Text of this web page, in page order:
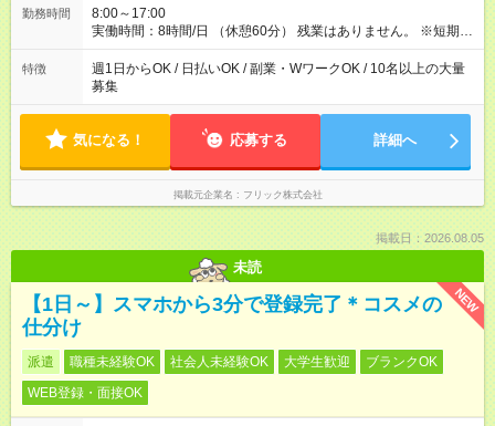
勤務時間
8:00～17:00
実働時間：8時間/日 （休憩60分） 残業はありません。 ※短期の
募集は行っておりません。予めご了承くださいませ。
特徴
週1日からOK / 日払いOK / 副業・WワークOK / 10名以上の大量
募集
気になる！ 応募する 詳細へ
掲載元企業名 フリック株式会社
掲載日：2026.08.05
未読
NEW
【1日～】スマホから3分で登録完了＊コスメの
仕分け
派遣 職種未経験OK 社会人未経験OK 大学生歓迎
ブランクOK
WEB登録・面接OK